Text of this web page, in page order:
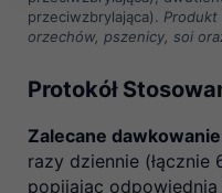
przeciwzbrylająca). Produkt
orzechów, pszenicy, soi
Protokół
Zalecane
razy dziennie (łącznie
popijając